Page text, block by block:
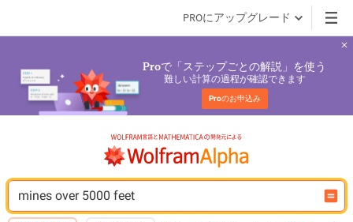
PROにアップグレード
Proで「ステップごとの解説」を使う
難しい計算の過程が確認できます
Proのお申込み
mines over 5000 feet